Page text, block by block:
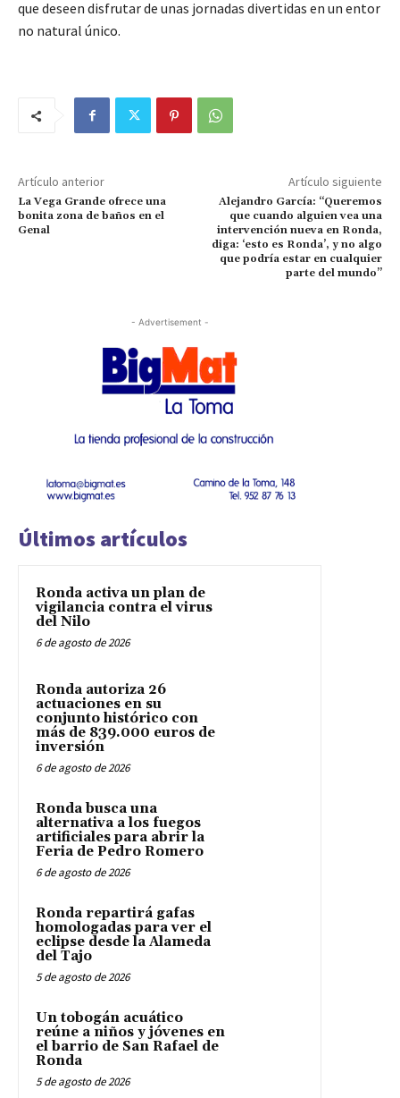
que deseen disfrutar de unas jornadas divertidas en un entor
no natural único.
Artículo anterior
La Vega Grande ofrece una
bonita zona de baños en el
Genal
Artículo siguiente
Alejandro García: “Queremos
que cuando alguien vea una
intervención nueva en Ronda,
diga: ‘esto es Ronda’, y no algo
que podría estar en cualquier
parte del mundo”
- Advertisement -
Últimos artículos
Ronda activa un plan de
vigilancia contra el virus
del Nilo
6 de agosto de 2026
Ronda autoriza 26
actuaciones en su
conjunto histórico con
más de 839.000 euros de
inversión
6 de agosto de 2026
Ronda busca una
alternativa a los fuegos
artificiales para abrir la
Feria de Pedro Romero
6 de agosto de 2026
Ronda repartirá gafas
homologadas para ver el
eclipse desde la Alameda
del Tajo
5 de agosto de 2026
Un tobogán acuático
reúne a niños y jóvenes en
el barrio de San Rafael de
Ronda
5 de agosto de 2026